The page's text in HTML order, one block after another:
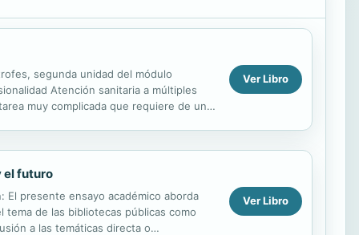
segunda unidad del módulo
Atención sanitaria a múltiples
muy complicada que requiere de un
Ver Libro
el futuro
El presente ensayo académico aborda
de las bibliotecas públicas como
a las temáticas directa o
Ver Libro